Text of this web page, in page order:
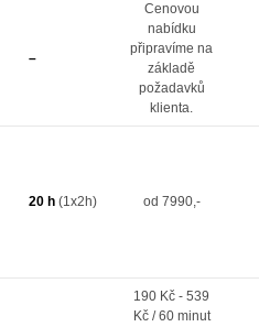
–
Cenovou
nabídku
připravíme na
základě
požadavků
klienta.
20 h (1x2h) od 7990,-
190 Kč - 539
Kč / 60 minut